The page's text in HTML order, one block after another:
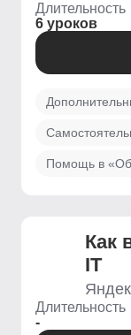
Длительность
6 уроков
Помощь в
Как
IT
Длительность
-